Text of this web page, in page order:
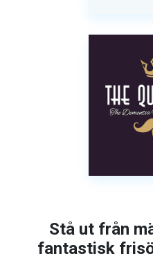
Stå ut från
fantastisk